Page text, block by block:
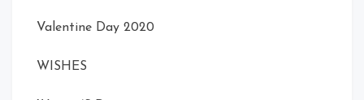
Valentine Day 2020
WISHES